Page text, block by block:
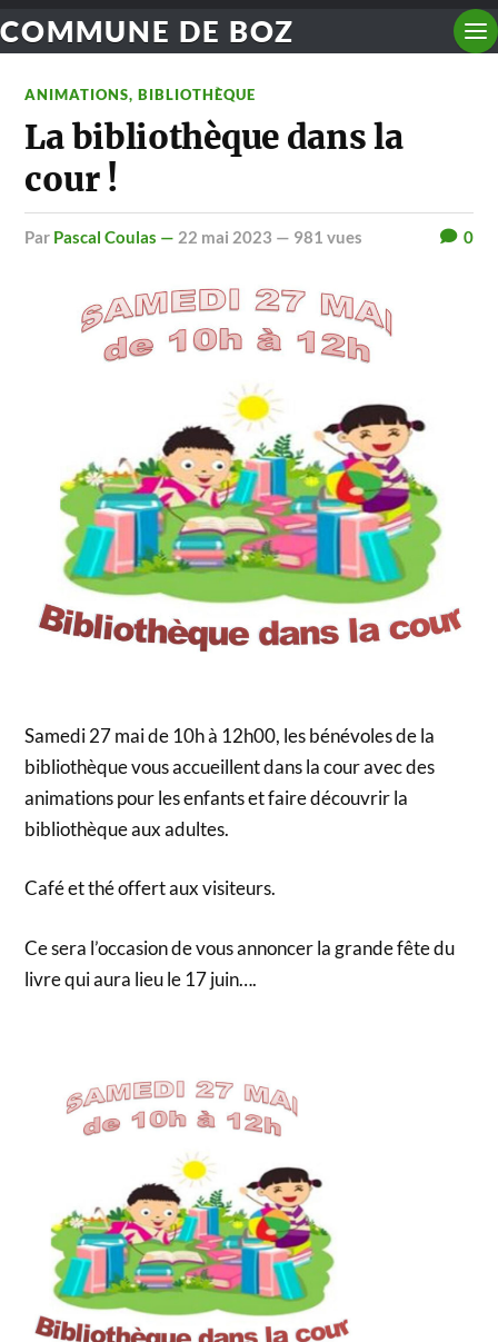
COMMUNE DE BOZ
ANIMATIONS,BIBLIOTHÈQUE
La bibliothèque dans la
cour !
par Pascal Coulas — 22 mai 2023 — 981 vues 0
Samedi 27 mai de 10h à 12h00, les bénévoles de la
bibliothèque vous accueillent dans la cour avec des
animations pour les enfants et faire découvrir la
bibliothèque aux adultes.
Café et thé offert aux visiteurs.
Ce sera l’occasion de vous annoncer la grande fête du
livre qui aura lieu le 17 juin….